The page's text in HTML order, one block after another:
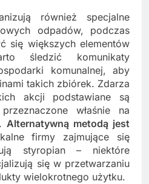
również specjalne
odpadów, podczas
się większych elementów
śledzić komunikaty
komunalnej, aby
takich zbiórek. Zdarza
akcji podstawiane są
właśnie na
Alternatywną metodą jest
firmy zajmujące się
styropian – niektóre
się w przetwarzaniu
wielokrotnego użytku.